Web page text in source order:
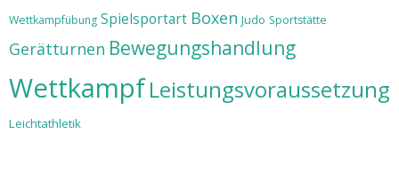
Wettkampfübung Spielsportart Boxen Judo Sportstätte
Gerätturnen Bewegungshandlung
WettkampfLeistungsvoraussetzung
Leichtathletik